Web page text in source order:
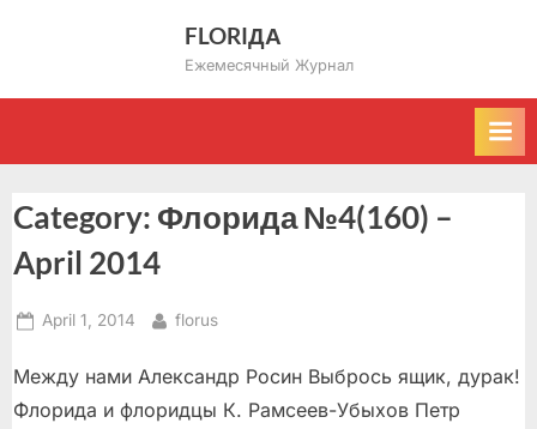
FLORIДА
Ежемесячный Журнал
Category: Флорида №4(160) –
April 2014
Posted
April 1, 2014 By
florus
Между нами Александр Росин Выбрось ящик, дурак!
Флорида и флоридцы К. Рамсеев-Убыхов Петр